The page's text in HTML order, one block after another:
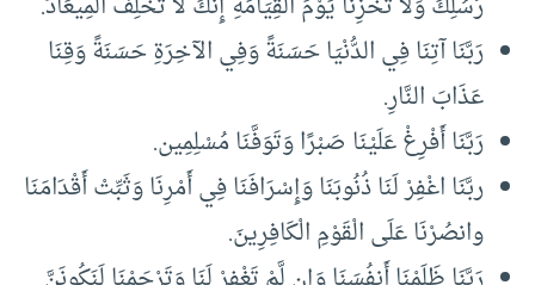
رَبَّنَا آتِنَا فِي الدُّنْيَا حَسَنَةً وَفِي الآخِرَةِ حَسَنَةً وَقِنَا
عَذَابَ النَّارِ.
رَبَّنَا أَفْرِغْ عَلَيْنَا صَبْرًا وَتَوَفَّنَا مُسْلِمِين.
ربَّنَا اغْفِرْ لَنَا ذُنُوبَنَا وَإِسْرَافَنَا فِي أَمْرِنَا وَثَبِّتْ أَقْدَامَنَا
وانصُرْنَا عَلَى الْقَوْمِ الْكَافِرِينَ.